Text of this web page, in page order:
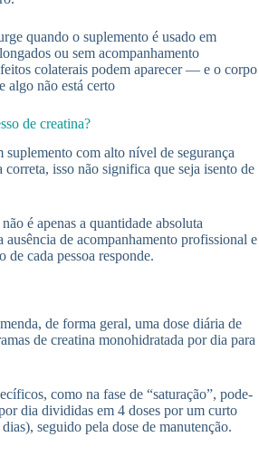
quando o suplemento é usado em
ou sem acompanhamento
colaterais podem aparecer — e o corpo
algo não está certo
de creatina?
suplemento com alto nível de segurança
isso não significa que seja isento de
é apenas a quantidade absoluta
ausência de acompanhamento profissional e
cada pessoa responde.
de forma geral, uma dose diária de
de creatina monohidratada por dia para
como na fase de “saturação”, pode-
dia divididas em 4 doses por um curto
seguido pela dose de manutenção.